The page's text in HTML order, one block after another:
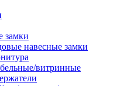
замки
навесные замки
витринные